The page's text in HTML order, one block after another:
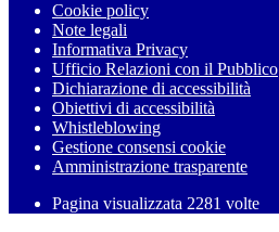
Cookie policy
Note legali
Informativa Privacy
Ufficio Relazioni con il Pubblico
Dichiarazione di accessibilità
Obiettivi di accessibilità
Whistleblowing
Gestione consensi cookie
Amministrazione trasparente
Pagina visualizzata 2281 volte